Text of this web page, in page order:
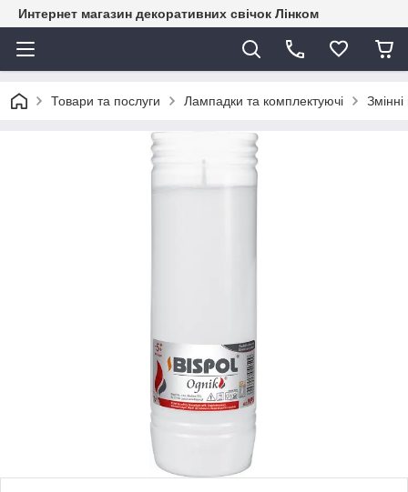
Интернет магазин декоративних свічок Лінком
Товари та послуги Лампадки та комплектуючі